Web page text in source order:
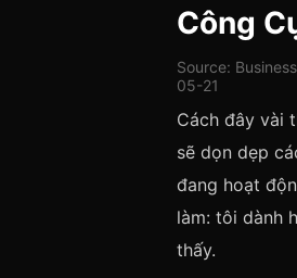
Công
Source:
05-21
Cách đây vài
sẽ dọn dẹp
đang hoạt
làm: tôi dành
thấy.